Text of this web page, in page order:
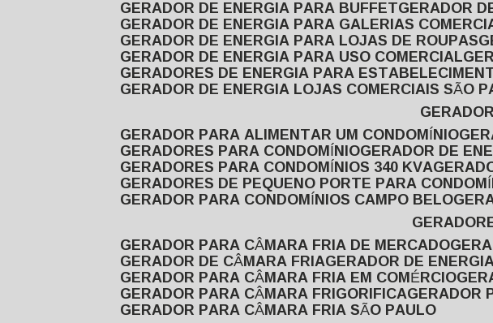
GERADOR DE ENERGIA PARA BUFFET GERADOR
GERADOR DE ENERGIA PARA GALERIAS
GERADOR DE ENERGIA PARA LOJAS DE ROUPAS
GERADOR DE ENERGIA PARA USO COMERCIAL
GERADORES DE ENERGIA PARA
GERADOR DE ENERGIA LOJAS COMERCIAIS SÃO
GERADOR PARA ALIMENTAR UM CONDOMÍNIO
GERADORES PARA CONDOMÍNIO GERADOR DE
GERADORES PARA CONDOMÍNIOS 340 KVA
GERADORES DE PEQUENO PORTE PARA
GERADOR PARA CONDOMÍNIOS CAMPO BELO
GERADOR PARA CÂMARA FRIA DE MERCADO
GERADOR DE CÂMARA FRIA GERADOR DE
GERADOR PARA CÂMARA FRIA EM COMÉRCIO
GERADOR PARA CÂMARA FRIGORIFICA
GERADOR PARA CÂMARA FRIA SÃO PAULO